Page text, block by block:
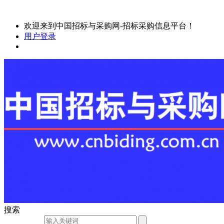
欢迎来到中国招标与采购网-招标采购信息平台！
用户登录
搜索